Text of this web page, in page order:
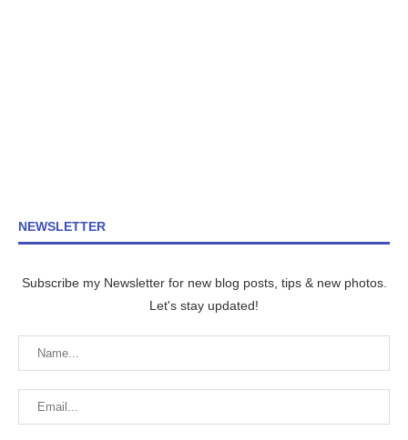
NEWSLETTER
Subscribe my Newsletter for new blog posts, tips & new photos.
Let's stay updated!